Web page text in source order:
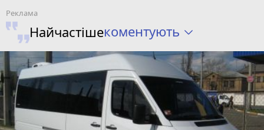
Найчастішекоментують